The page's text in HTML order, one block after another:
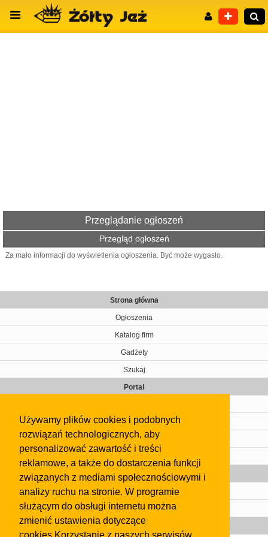
Używamy plików cookies i podobnych
rozwiązań technologicznych, aby
personalizować zawartość i treści
reklamowe, a także do dostarczenia funkcji
związanych z mediami społecznościowymi i
analizy ruchu na stronie. W programie
służącym do obsługi internetu można
zmienić ustawienia dotyczące
Przeglądanie ogłoszeń
Przegląd ogłoszeń
Za mało informacji do wyświetlenia ogłoszenia. Być może wygasło.
Strona główna
Ogłoszenia
Katalog firm
Gadżety
Szukaj
Portal
Kontakt
Regulamin
Gazeta
Olkusz
Kontakt
Strefa dla biznesu